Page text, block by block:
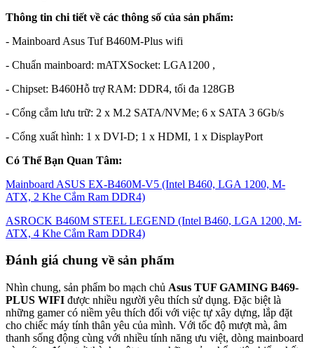
Thông tin chi tiết về các thông số của sản phẩm:
- Mainboard Asus Tuf B460M-Plus wifi
- Chuẩn mainboard: mATXSocket: LGA1200 ,
- Chipset: B460Hỗ trợ RAM: DDR4, tối đa 128GB
- Cổng cắm lưu trữ: 2 x M.2 SATA/NVMe; 6 x SATA 3 6Gb/s
- Cổng xuất hình: 1 x DVI-D; 1 x HDMI, 1 x DisplayPort
Có Thể Bạn Quan Tâm:
Mainboard ASUS EX-B460M-V5 (Intel B460, LGA 1200, M-
ATX, 2 Khe Cắm Ram DDR4)
ASROCK B460M STEEL LEGEND (Intel B460, LGA 1200, M-
ATX, 4 Khe Cắm Ram DDR4)
Đánh giá chung về sản phẩm
Nhìn chung, sản phẩm bo mạch chủ Asus TUF GAMING B469-
PLUS WIFI được nhiều người yêu thích sử dụng. Đặc biệt là
những gamer có niềm yêu thích đối với việc tự xây dựng, lắp đặt
cho chiếc máy tính thân yêu của mình. Với tốc độ mượt mà, âm
thanh sống động cùng với nhiều tính năng ưu việt, dòng mainboard